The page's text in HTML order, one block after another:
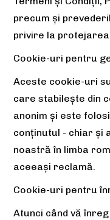
precum și
privire la
Cookie-uri pentru
Aceste cookie-uri
care stabilește din
anonim și este
conținutul - chiar și
noastră în limba
aceeași reclamă.
Cookie-uri pentru
Atunci când vă